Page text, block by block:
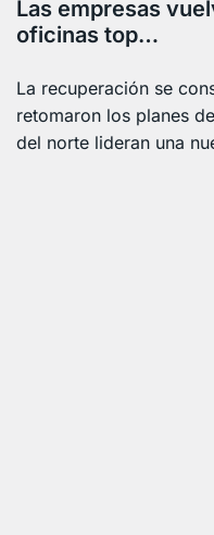
Las empresas
oficinas top…
La recuperación se
retomaron los planes
del norte lideran una